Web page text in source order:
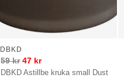
DBKD Astillbe kruka small Dust
DBKD
59kr 47 kr